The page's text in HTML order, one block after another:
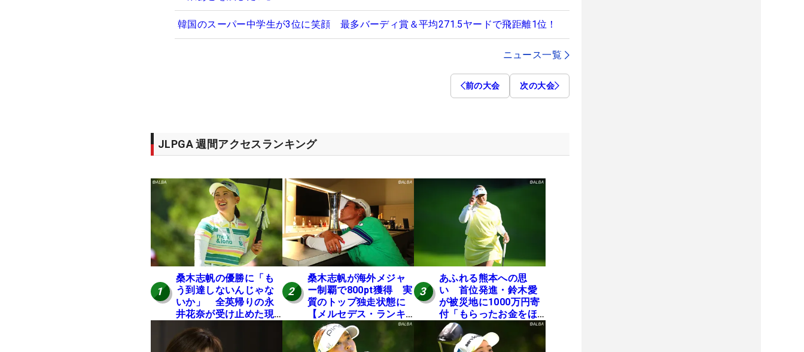
韓国のスーパー中学生が3位に笑顔 最多バーディ賞＆平均271.5ヤードで飛距離1位！
ニュース一覧
前の大会 次の大会
JLPGA 週間アクセスランキング
1
桑木志帆の優勝に「も
う到達しないんじゃな
いか」 全英帰りの永
井花奈が受け止めた現
2
桑木志帆が海外メジャ
ー制覇で800pt獲得 実
質のトップ独走状態に
【メルセデス・ランキ
ング番外編】
3
あふれる熊本への思
い 首位発進・鈴木愛
が被災地に1000万円寄
付「もらったお金をほ
かの人に」